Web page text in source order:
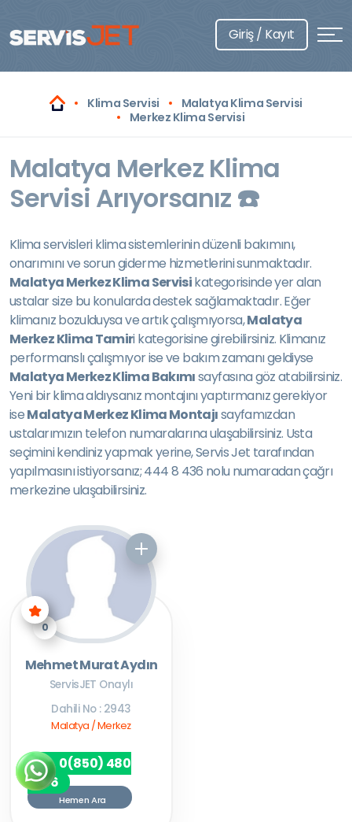
Giriş / Kayıt
Klima Servisi
Malatya Klima Servisi
Merkez Klima Servisi
Malatya Merkez Klima
Servisi Arıyorsanız ☎️
Klima servisleri klima sistemlerinin düzenli bakımını,
onarımını ve sorun giderme hizmetlerini sunmaktadır.
Malatya Merkez Klima Servisikategorisinde yer alan
ustalar size bu konularda destek sağlamaktadır. Eğer
klimanız bozulduysa ve artık çalışmıyorsa,Malatya
Merkez Klima Tamiri kategorisine girebilirsiniz. Klimanız
performanslı çalışmıyor ise ve bakım zamanı geldiyse
Malatya Merkez Klima Bakımısayfasına göz atabilirsiniz.
Yeni bir klima aldıysanız montajını yaptırmanız gerekiyor
iseMalatya Merkez Klima Montajısayfamızdan
ustalarımızın telefon numaralarına ulaşabilirsiniz. Usta
seçimini kendiniz yapmak yerine, Servis Jet tarafından
yapılmasını istiyorsanız; 444 8 436 nolu numaradan çağrı
merkezine ulaşabilirsiniz.
0
Mehmet Murat Aydın
ServisJET Onaylı
Dahili No : 2943
Malatya / Merkez
0(850) 480
7256
Hemen Ara